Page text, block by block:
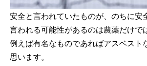
安全と言われていたものが、のちに安
言われる可能性があるのは農薬だけで
例えば有名なものであればアスベスト
思います。